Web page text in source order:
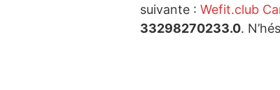
suivante : Wefit.club
33298270233.0.